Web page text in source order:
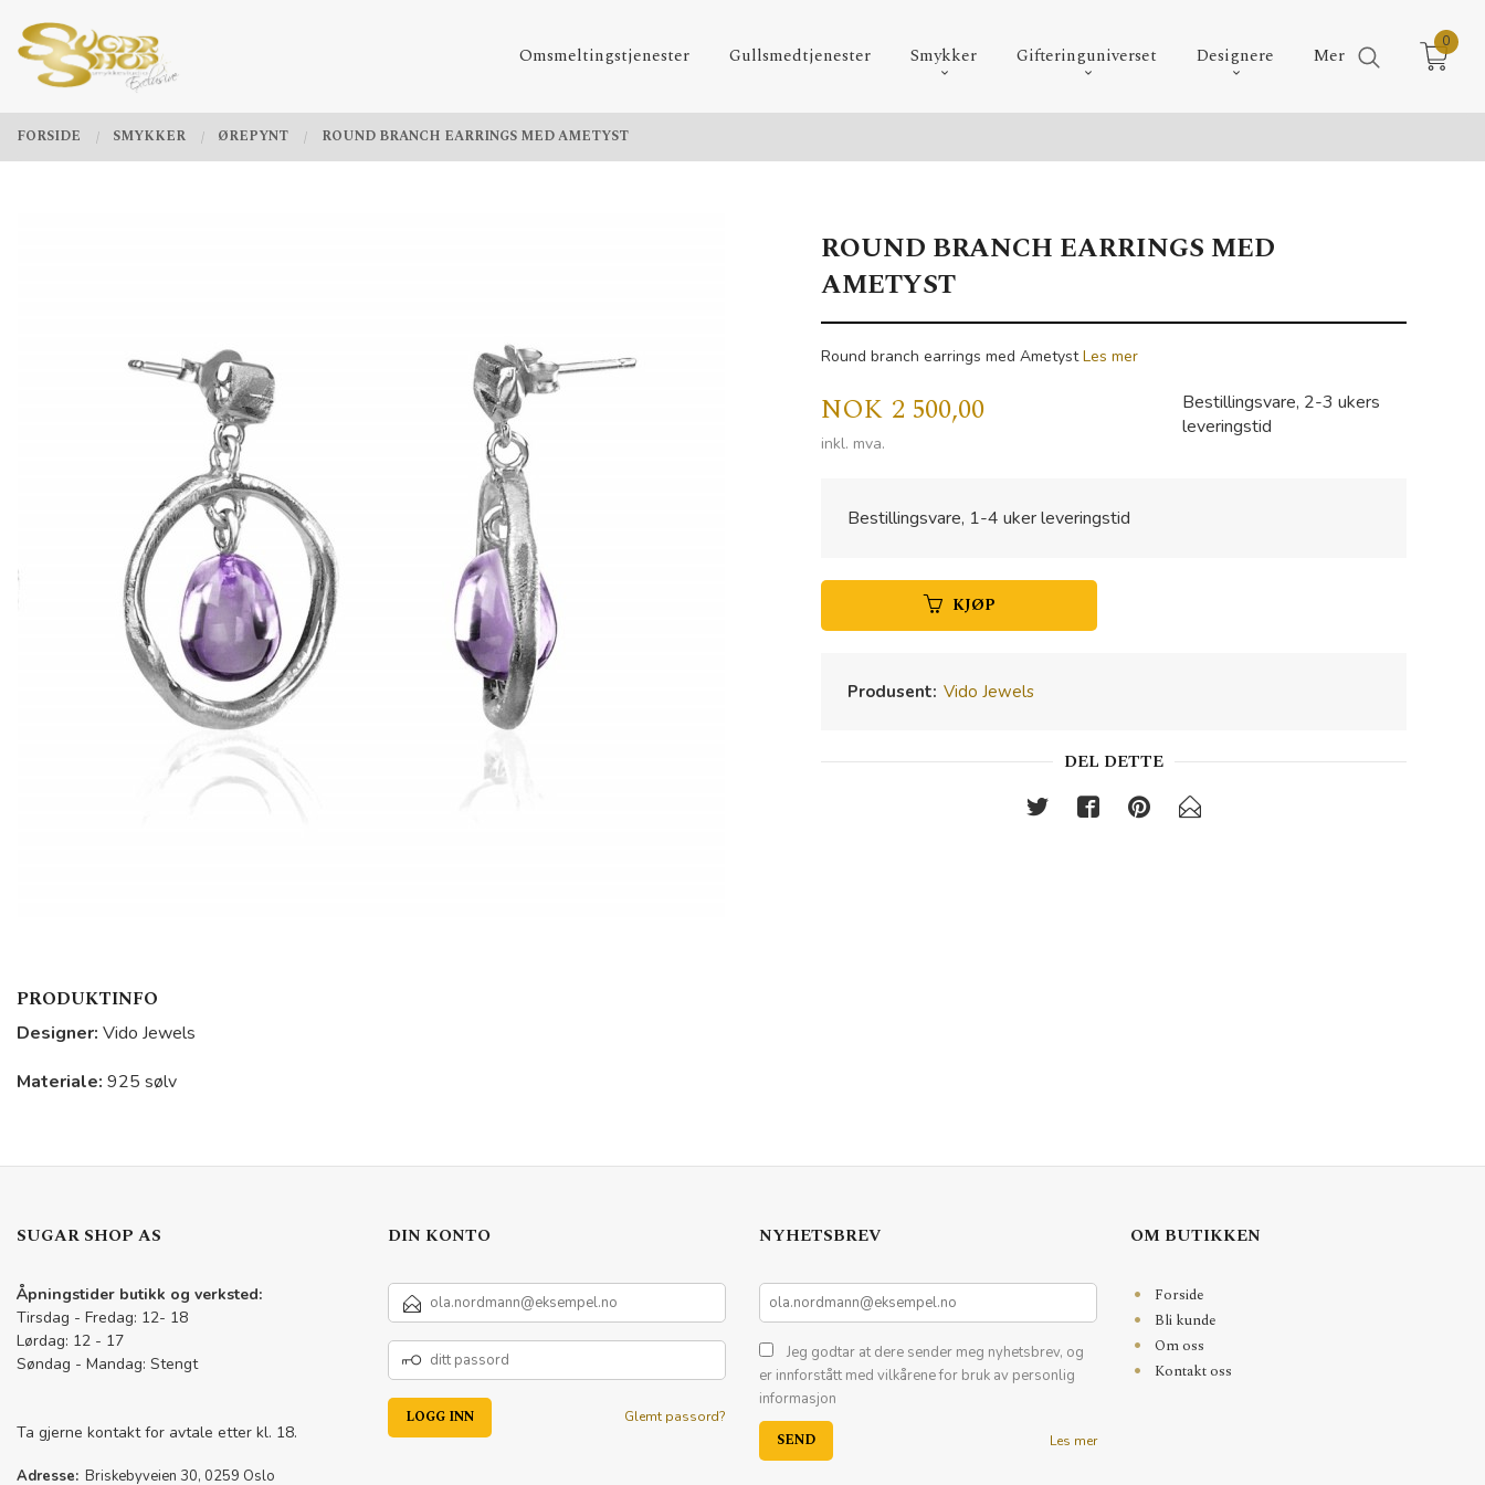
innholdet
PRODUKTER
Omsmeltingstjenester Gullsmedtjenester Smykker Gifteringuniverset Designere Mer
Lukk
0
FORSIDE SMYKKER ØREPYNT ROUND BRANCH EARRINGS MED AMETYST
ROUND BRANCH EARRINGS MED
AMETYST
Round branch earrings med AmetystLes mer
Pris
NOK 2 500,00
inkl. mva.
Bestillingsvare, 2-3 ukers
leveringstid
Bestillingsvare, 1-4 uker leveringstid
KJØP
Produsent: Vido Jewels
DEL DETTE
PRODUKTINFO
Designer: Vido Jewels
Materiale: 925 sølv
SUGAR SHOP AS
Åpningstider butikk og verksted:
Tirsdag - Fredag: 12- 18
Lørdag: 12 - 17
Søndag - Mandag: Stengt
Ta gjerne kontakt for avtale etter kl. 18.
Adresse: Briskebyveien 30, 0259 Oslo
DIN KONTO
E-
POSTADRESSE
DITT
PASSORD
Glemt passord?
NYHETSBREV
Jeg godtar at dere sender meg nyhetsbrev, og
er innforstått med vilkårene for bruk av personlig
informasjon
Les mer
OM BUTIKKEN
Forside
Bli kunde
Om oss
Kontakt oss